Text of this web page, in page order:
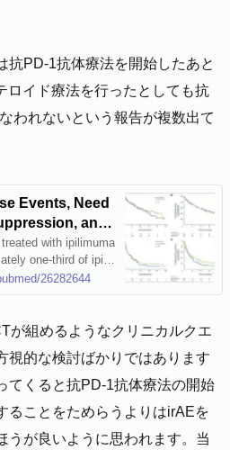
抗PD-1抗体療法を開始したあと
ロイド療法を行ったとしても抗
われないという報告が複数出て
Events, Need
and
to Treatme
Melanoma Tre
Sloan
with ipilimuma
one-third of ipili
systemic corticost
required further
t …
26282644
が組めるようなクリニカルクエ
視的な検討ばかりではあります
てくると抗PD-1抗体療法の開始
ることをためらうよりはirAEを
うが良いように思われます。当